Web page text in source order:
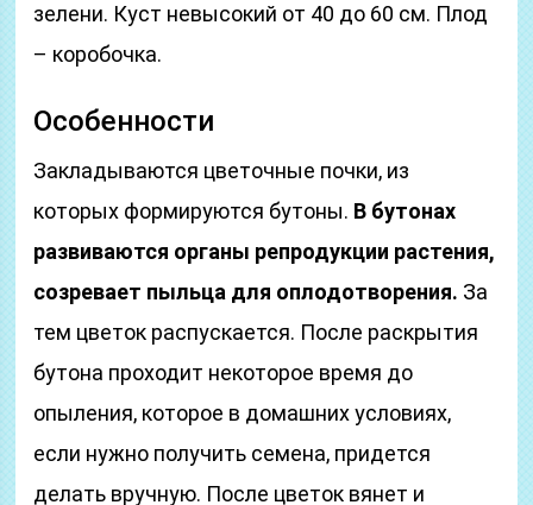
зелени. Куст невысокий от 40 до 60 см. Плод
– коробочка.
Особенности
Закладываются цветочные почки, из
которых формируются бутоны. В бутонах
развиваются органы репродукции растения,
созревает пыльца для оплодотворения. За
тем цветок распускается. После раскрытия
бутона проходит некоторое время до
опыления, которое в домашних условиях,
если нужно получить семена, придется
делать вручную. После цветок вянет и